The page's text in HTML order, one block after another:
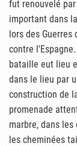
fut renouvelé
important dans
lors des Guerres
contre
bataille eut lieu
dans le lieu par
construction de
promenade
marbre, dans
les cheminées